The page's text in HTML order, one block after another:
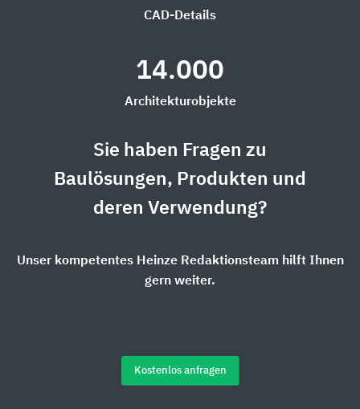
CAD-Details
14.000
Architekturobjekte
Sie haben Fragen zu
Baulösungen, Produkten und
deren Verwendung?
Unser kompetentes Heinze Redaktionsteam hilft Ihnen
gern weiter.
Kostenlos anfragen